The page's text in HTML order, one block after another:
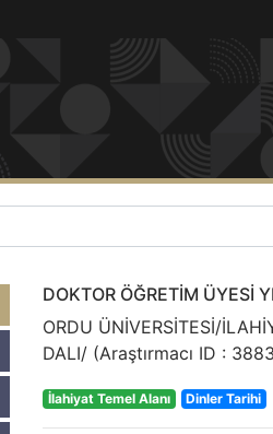
DOKTOR ÖĞRETİM ÜYESİ
ORDU ÜNİVERSİTESİ/
DALI/ (Araştırmacı ID :
İlahiyat Temel Alanı Dinler Tarihi